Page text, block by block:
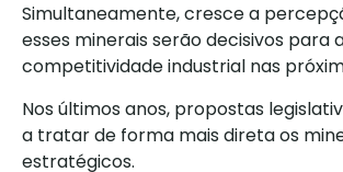
Simultaneamente, cresce a
esses minerais serão decisivos para
competitividade industrial nas
Nos últimos anos, propostas
a tratar de forma mais direta os
estratégicos.